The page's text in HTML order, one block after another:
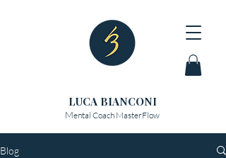
LUCA BIANCONI
Mental Coach MasterFlow
Blog